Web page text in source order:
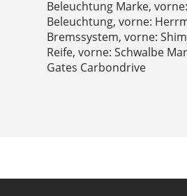
Beleuchtung Marke,
Beleuchtung, vorne:
Bremssystem, vorne:
Reife, vorne: Schwalbe
Gates Carbondrive